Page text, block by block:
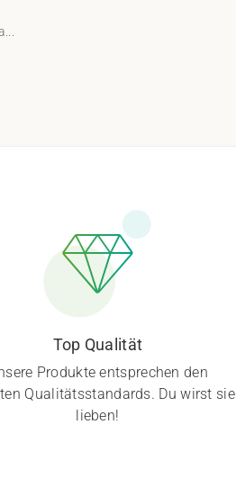
Top Qualität
Produkte entsprechen den
Qualitätsstandards. Du wirst sie
lieben!